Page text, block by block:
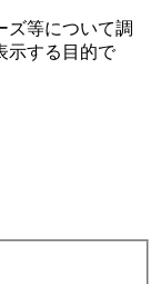
ズ等について調
⽰する⽬的で